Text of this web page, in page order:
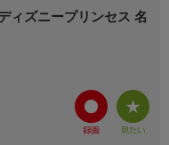
ィズニープリンセス 名